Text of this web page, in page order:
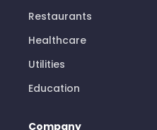
Restaurants
Healthcare
Utilities
Education
Company